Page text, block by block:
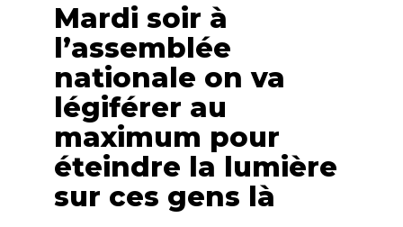
Mardi soir à
l’assemblée
nationale on va
légiférer au
maximum pour
éteindre la lumière
sur ces gens là